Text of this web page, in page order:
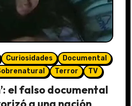
Curiosidades
Documental
Terror TV
el falso documental